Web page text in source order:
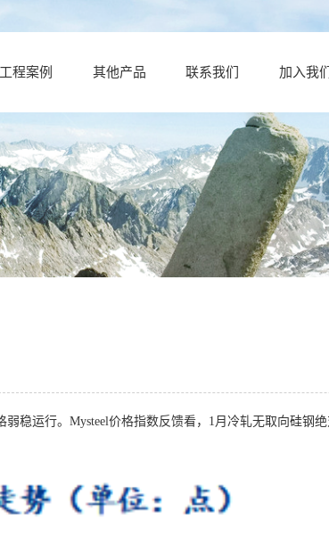
工程案例 其他产品 联系我们 加入我们
运行。Mysteel价格指数反馈看，1月冷轧无取向硅钢